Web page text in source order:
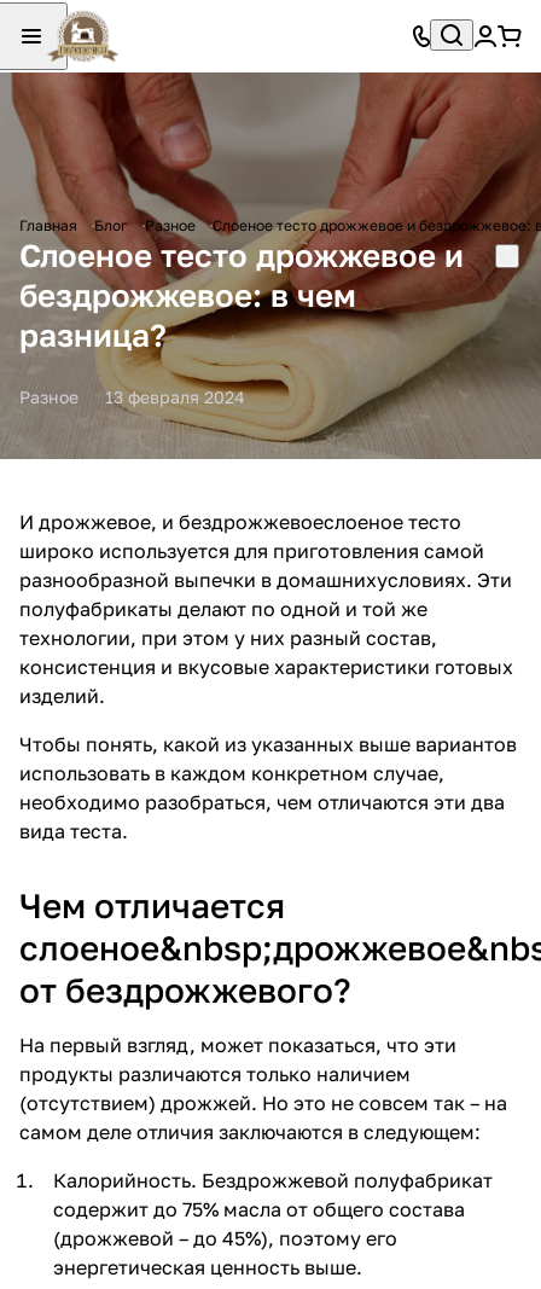
Главная Блог Разное Слоеное тесто дрожжевое и бездрожжевое:
Слоеное тесто дрожжевое и
бездрожжевое: в чем
разница?
Разное 13 февраля 2024
И дрожжевое, и бездрожжевоеслоеное тесто
широко используется для приготовления самой
разнообразной выпечки в домашнихусловиях. Эти
полуфабрикаты делают по одной и той же
технологии, при этом у них разный состав,
консистенция и вкусовые характеристики готовых
изделий.
Чтобы понять, какой из указанных выше вариантов
использовать в каждом конкретном случае,
необходимо разобраться, чем отличаются эти два
вида теста.
Чем отличается
от бездрожжевого?
На первый взгляд, может показаться, что эти
продукты различаются только наличием
(отсутствием) дрожжей. Но это не совсем так – на
самом деле отличия заключаются в следующем:
Калорийность. Бездрожжевой полуфабрикат
содержит до 75% масла от общего состава
(дрожжевой – до 45%), поэтому его
энергетическая ценность выше.